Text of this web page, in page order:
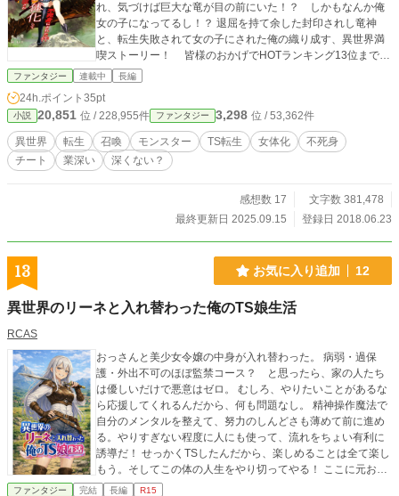
れ、気づけば巨大な竜が目の前にいた！？ しかもなんか俺
女の子になってるし！？ 退屈を持て余した封印されし竜神
と、転生失敗されて女の子にされた俺の織り成す、異世界満
喫ストーリー！ 皆様のおかげでHOTランキング13位まで登
ることが出来ました。本当にありがとうございます！！ 小説
ファンタジー 連載中 長編
24h.ポイント 35pt
小説 20,851 位 / 228,955件 ファンタジー 3,298 位 / 53,362件
異世界 転生 召喚 モンスター TS転生 女体化
不死身
チート
業深い 深くない？
感想数 17
文字数 381,478
最終更新日 2025.09.15
登録日 2018.06.23
13 お気に入り追加 12
異世界のリーネと入れ替わった俺のTS娘生活
RCAS
おっさんと美少女令嬢の中身が入れ替わった。 病弱・過保
護・外出不可のほぼ監禁コース？ と思ったら、家の人たち
は優しいだけで悪意はゼロ。 むしろ、やりたいことがあるな
ら応援してくれるんだから、何も問題なし。 精神操作魔法で
自分のメンタルを整えて、努力のしんどさも薄めて前に進め
る。やりすぎない程度に人にも使って、流れをちょい有利に
誘導だ！ せっかくTSしたんだから、楽しめることは全て楽し
もう。そしてこの体の人生をやり切ってやる！ ここに元おっ
さんのTS娘生活が始まる！
ファンタジー 完結 長編 R15